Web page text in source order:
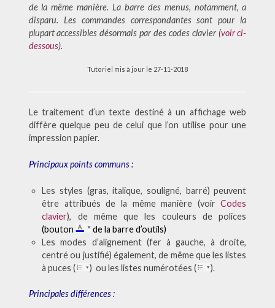
de la même manière. La barre des menus, notamment, a
disparu. Les commandes correspondantes sont pour la
plupart accessibles désormais par des codes clavier (voir ci-
dessous).
Tutoriel mis à jour le 27-11-2018
Le traitement d’un texte destiné à un affichage web
diffère quelque peu de celui que l’on utilise pour une
impression papier.
Principaux points communs :
Les styles (gras, italique, souligné, barré) peuvent
être attribués de la même manière (voirCodes
clavier), de même que les couleurs de polices
(bouton
de la barre d’outils)
Les modes d’alignement (fer à gauche, à droite,
centré ou justifié) également, de même que les listes
à puces (
) ou les listes numérotées ( ).
Principales différences :